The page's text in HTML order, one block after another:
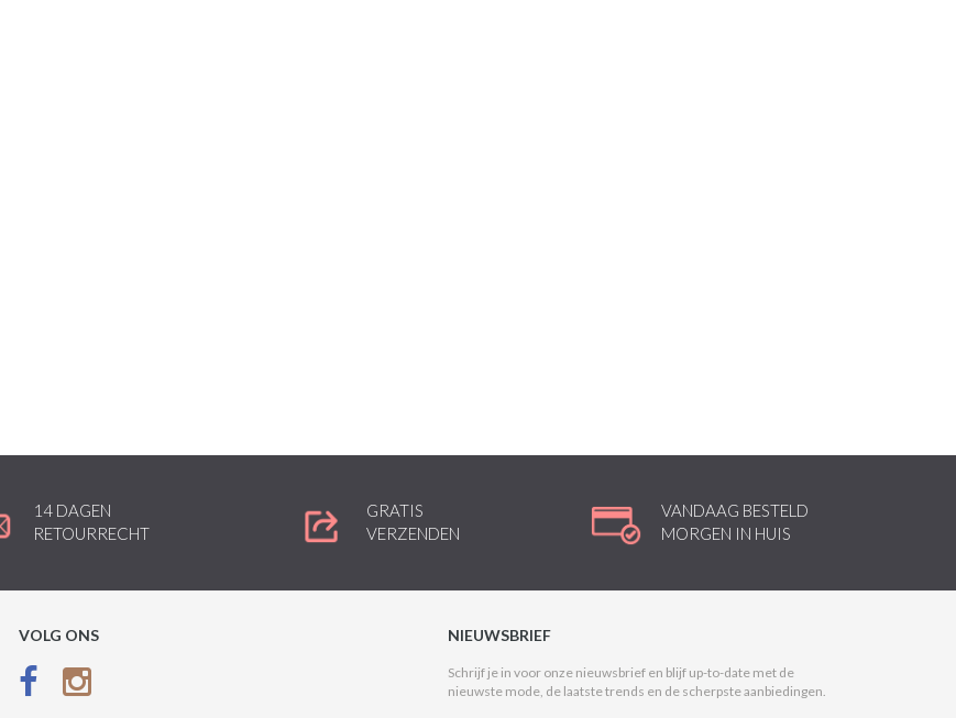
14 DAGEN
RETOURRECHT
GRATIS
VERZENDEN
VANDAAG BESTELD
MORGEN IN HUIS
VOLG ONS NIEUWSBRIEF
Schrijf je in voor onze nieuwsbrief en blijf up-to-date met de
nieuwste mode, de laatste trends en de scherpste aanbiedingen.